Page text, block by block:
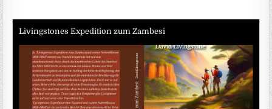
Livingstones Expedition zum Zambesi